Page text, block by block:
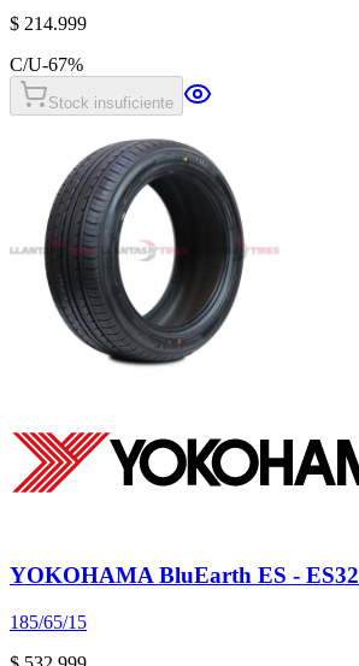
$ 214.999
C/U-67%
Stock insuficiente
YOKOHAMA BluEarth ES - ES32
185/65/15